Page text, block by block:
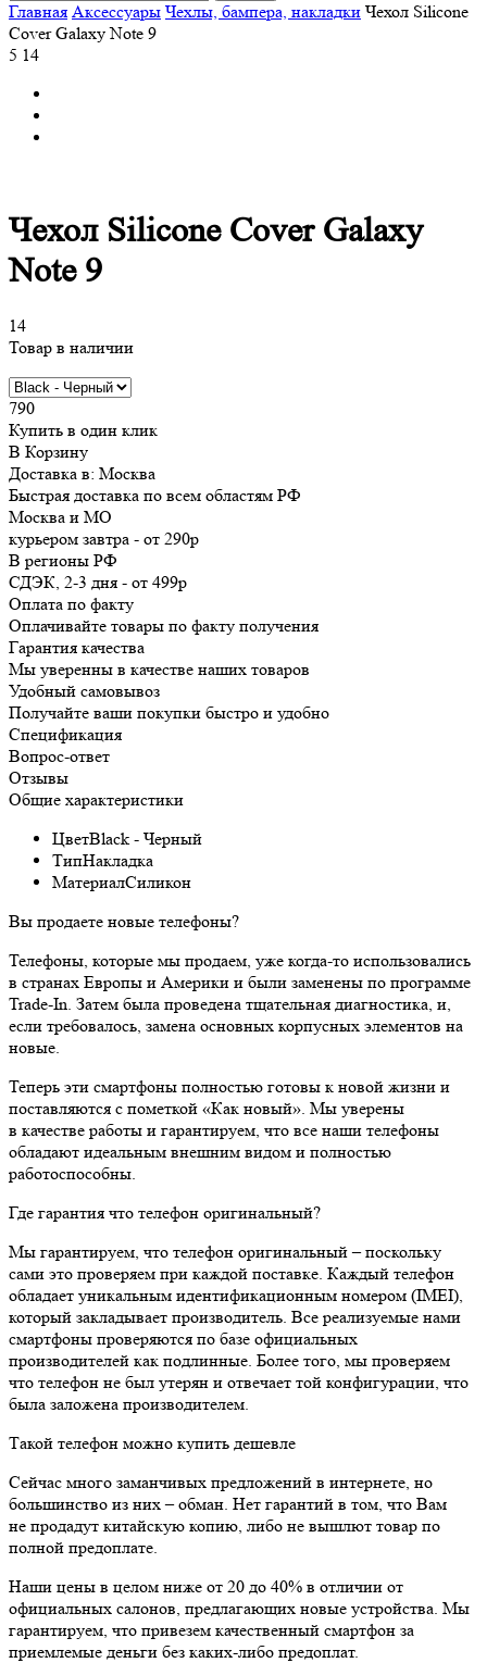
Главная Аксессуары Чехлы, бампера, накладки Чехол Silicone
Cover Galaxy Note 9
5 14
Чехол Silicone Cover Galaxy
Note 9
14
Товар в наличии
790
Купить в один клик
В Корзину
Доставка в: Москва
Быстрая доставка по всем областям РФ
Москва и МО
курьером завтра - от 290р
В регионы РФ
СДЭК, 2-3 дня - от 499р
Оплата по факту
Оплачивайте товары по факту получения
Гарантия качества
Мы уверенны в качестве наших товаров
Удобный самовывоз
Получайте ваши покупки быстро и удобно
Спецификация
Вопрос-ответ
Отзывы
Общие характеристики
ЦветBlack - Черный
ТипНакладка
МатериалСиликон
Вы продаете новые телефоны?
Телефоны, которые мы продаем, уже когда-то использовались
в странах Европы и Америки и были заменены по программе
Trade-In. Затем была проведена тщательная диагностика, и,
если требовалось, замена основных корпусных элементов на
новые.
Теперь эти смартфоны полностью готовы к новой жизни и
поставляются с пометкой «Как новый». Мы уверены
в качестве работы и гарантируем, что все наши телефоны
обладают идеальным внешним видом и полностью
работоспособны.
Где гарантия что телефон оригинальный?
Мы гарантируем, что телефон оригинальный – поскольку
сами это проверяем при каждой поставке. Каждый телефон
обладает уникальным идентификационным номером (IMEI),
который закладывает производитель. Все реализуемые нами
смартфоны проверяются по базе официальных
производителей как подлинные. Более того, мы проверяем
что телефон не был утерян и отвечает той конфигурации, что
была заложена производителем.
Такой телефон можно купить дешевле
Сейчас много заманчивых предложений в интернете, но
большинство из них – обман. Нет гарантий в том, что Вам
не продадут китайскую копию, либо не вышлют товар по
полной предоплате.
Наши цены в целом ниже от 20 до 40% в отличии от
официальных салонов, предлагающих новые устройства. Мы
гарантируем, что привезем качественный смартфон за
приемлемые деньги без каких-либо предоплат.